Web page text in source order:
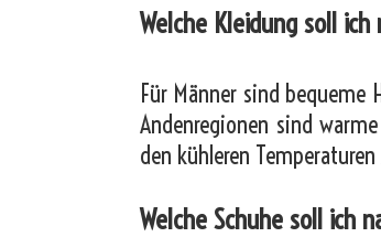
Welche Kleidung soll
Für Männer sind
Andenregionen sind
den kühleren
Welche Schuhe soll ich